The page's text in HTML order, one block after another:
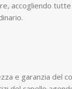
accogliendo
e garanzia del